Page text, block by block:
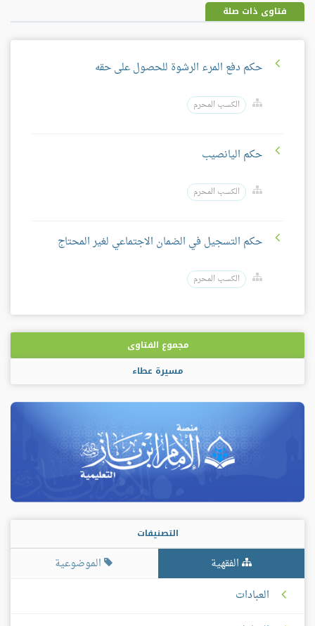
فتاوى ذات صلة
حكم دفع المرء الرشوة للحصول على حقه
الكسب المحرم
حكم اليانصيب
الكسب المحرم
حكم التسجيل في الضمان الاجتماعي لغير المحتاج
الكسب المحرم
مجموع الفتاوى
مسيرة عطاء
التصنيفات
الفقهية
الموضوعية
العبادات